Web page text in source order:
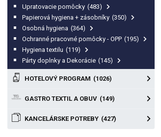
Upratovacie pomôcky (483)
Papierová hygiena + zásobníky (350)
Osobná hygiena (364)
Ochranné pracovné pomôcky - OPP (195)
Hygiena textilu (119)
Párty doplnky a Dekorácie (145)
HOTELOVÝ PROGRAM (1026)
GASTRO TEXTIL A OBUV (149)
KANCELÁRSKE POTREBY (427)